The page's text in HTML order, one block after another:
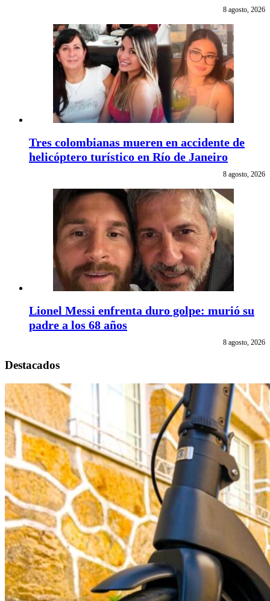
8 agosto, 2026
Tres colombianas mueren en accidente de
helicóptero turístico en Río de Janeiro
8 agosto, 2026
Lionel Messi enfrenta duro golpe: murió su
padre a los 68 años
8 agosto, 2026
Destacados